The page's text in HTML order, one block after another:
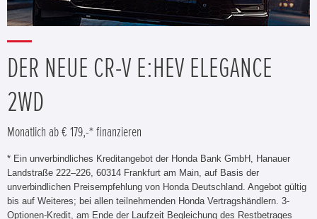
DER NEUE CR-V E:HEV ELEGANCE
2WD
Monatlich ab € 179,-* finanzieren
* Ein unverbindliches Kreditangebot der Honda Bank GmbH, Hanauer
Landstraße 222–226, 60314 Frankfurt am Main, auf Basis der
unverbindlichen Preisempfehlung von Honda Deutschland. Angebot gültig
bis auf Weiteres; bei allen teilnehmenden Honda Vertragshändlern. 3-
Optionen-Kredit, am Ende der Laufzeit Begleichung des Restbetrages